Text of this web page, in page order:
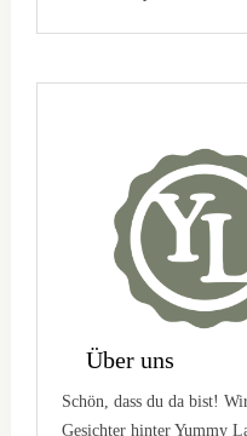
Über uns
Schön, dass du da bist!
Gesichter hinter Yummy